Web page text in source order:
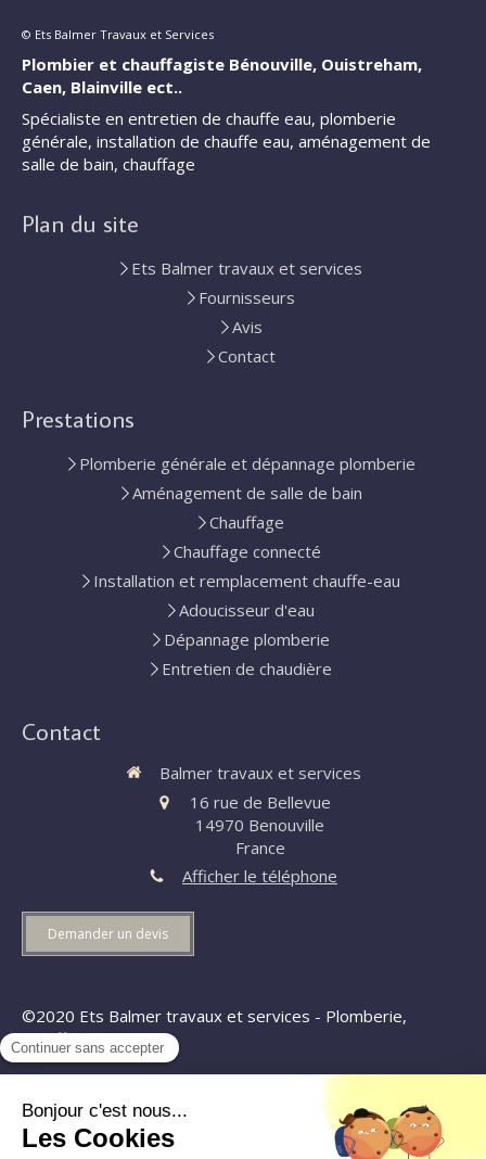
© Ets Balmer Travaux et Services
Plombier et chauffagiste Bénouville, Ouistreham,
Caen, Blainville ect..
Spécialiste en entretien de chauffe eau, plomberie
générale, installation de chauffe eau, aménagement de
salle de bain, chauffage
Plan du site
Ets Balmer travaux et services
Fournisseurs
Avis
Contact
Prestations
Plomberie générale et dépannage plomberie
Aménagement de salle de bain
Chauffage
Chauffage connecté
Installation et remplacement chauffe-eau
Adoucisseur d'eau
Dépannage plomberie
Entretien de chaudière
Contact
Balmer travaux et services
16 rue de Bellevue
14970 Benouville
France
Afficher le téléphone
Demander un devis
©2020 Ets Balmer travaux et services - Plomberie,
chauffage